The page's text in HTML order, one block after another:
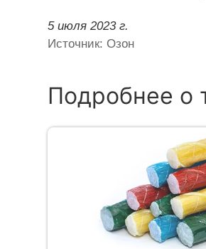
5 июля 2023 г.
Источник: Озон
Подробнее о